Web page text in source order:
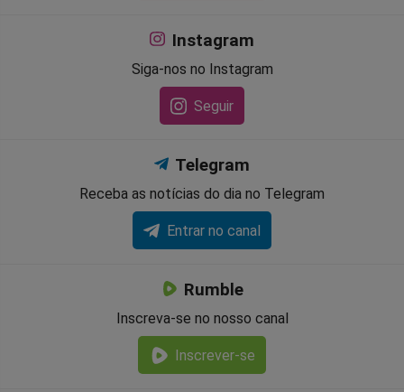
Instagram
Siga-nos no Instagram
Seguir
Telegram
Receba as notícias do dia no Telegram
Entrar no canal
Rumble
Inscreva-se no nosso canal
Inscrever-se